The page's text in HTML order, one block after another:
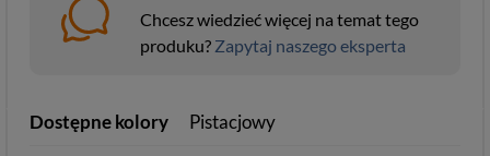
Chcesz wiedzieć więcej na temat tego
produku? Zapytaj naszego eksperta
Dostępne kolory Pistacjowy